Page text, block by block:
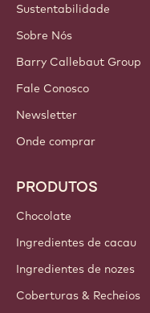
Sustentabilidade
Sobre Nós
Barry Callebaut Group
Fale Conosco
Newsletter
Onde comprar
PRODUTOS
Chocolate
Ingredientes de cacau
Ingredientes de nozes
Coberturas & Recheios